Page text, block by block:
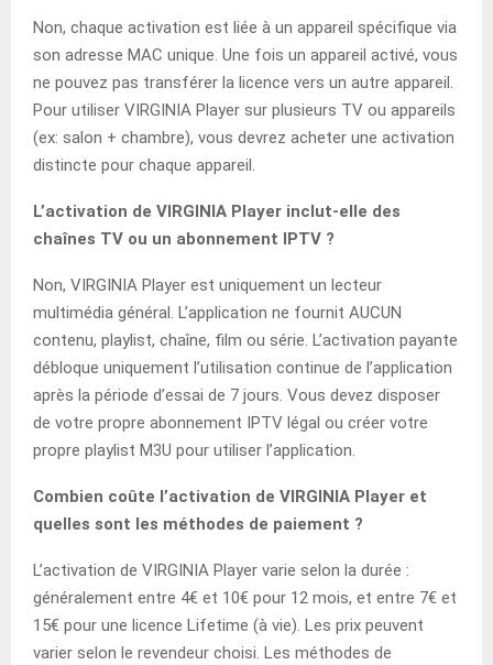
Non, chaque activation est liée à un appareil spécifique via
son adresse MAC unique. Une fois un appareil activé, vous
ne pouvez pas transférer la licence vers un autre appareil.
Pour utiliser VIRGINIA Player sur plusieurs TV ou appareils
(ex: salon + chambre), vous devrez acheter une activation
distincte pour chaque appareil.
L’activation de VIRGINIA Player inclut-elle des
chaînes TV ou un abonnement IPTV ?
Non, VIRGINIA Player est uniquement un lecteur
multimédia général. L’application ne fournit AUCUN
contenu, playlist, chaîne, film ou série. L’activation payante
débloque uniquement l’utilisation continue de l’application
après la période d’essai de 7 jours. Vous devez disposer
de votre propre abonnement IPTV légal ou créer votre
propre playlist M3U pour utiliser l’application.
Combien coûte l’activation de VIRGINIA Player et
quelles sont les méthodes de paiement ?
L’activation de VIRGINIA Player varie selon la durée :
généralement entre 4€ et 10€ pour 12 mois, et entre 7€ et
15€ pour une licence Lifetime (à vie). Les prix peuvent
varier selon le revendeur choisi. Les méthodes de